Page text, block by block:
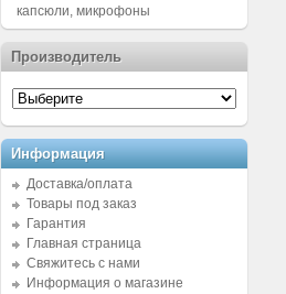
капсюли, микрофоны
Производитель
Информация
Доставка/оплата
Товары под заказ
Гарантия
Главная страница
Свяжитесь с нами
Информация о магазине